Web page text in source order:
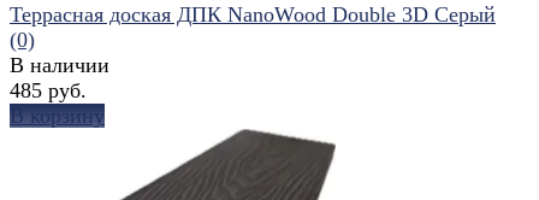
Террасная доская ДПК NanoWood Double 3D Серый
(0)
В наличии
485 руб.
В корзину